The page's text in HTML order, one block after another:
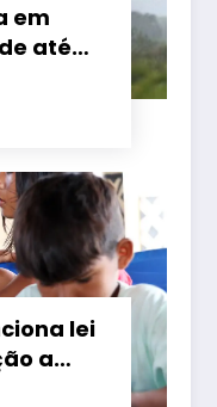
em
até
de
a
lei
a